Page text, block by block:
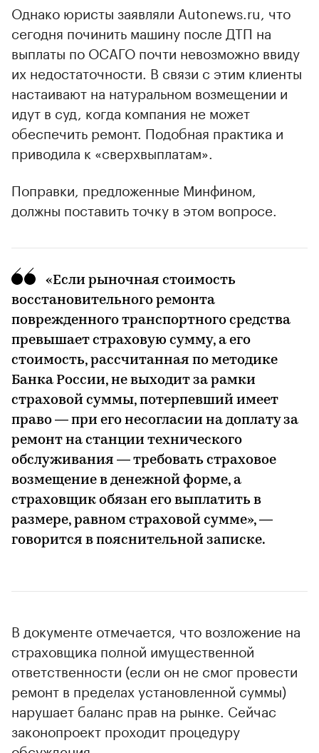
Однако юристы заявляли Autonews.ru, что
сегодня починить машину после ДТП на
выплаты по ОСАГО почти невозможно ввиду
их недостаточности. В связи с этим клиенты
настаивают на натуральном возмещении и
идут в суд, когда компания не может
обеспечить ремонт. Подобная практика и
приводила к «сверхвыплатам».
Поправки, предложенные Минфином,
должны поставить точку в этом вопросе.
«Если рыночная стоимость
восстановительного ремонта
поврежденного транспортного средства
превышает страховую сумму, а его
стоимость, рассчитанная по методике
Банка России, не выходит за рамки
страховой суммы, потерпевший имеет
право — при его несогласии на доплату за
ремонт на станции технического
обслуживания — требовать страховое
возмещение в денежной форме, а
страховщик обязан его выплатить в
размере, равном страховой сумме», —
говорится в пояснительной записке.
В документе отмечается, что возложение на
страховщика полной имущественной
ответственности (если он не смог провести
ремонт в пределах установленной суммы)
нарушает баланс прав на рынке. Сейчас
законопроект проходит процедуру